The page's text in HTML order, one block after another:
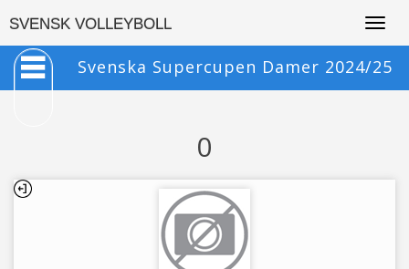
SVENSK VOLLEYBOLL
Svenska Supercupen Damer 2024/25
0